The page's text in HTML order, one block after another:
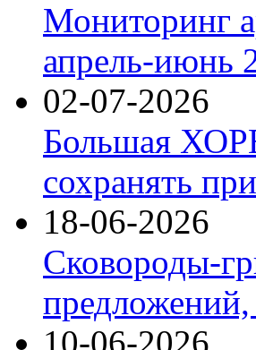
Мониторинг
апрель-июнь
02-07-2026
Большая
сохранять
18-06-2026
Сковороды-